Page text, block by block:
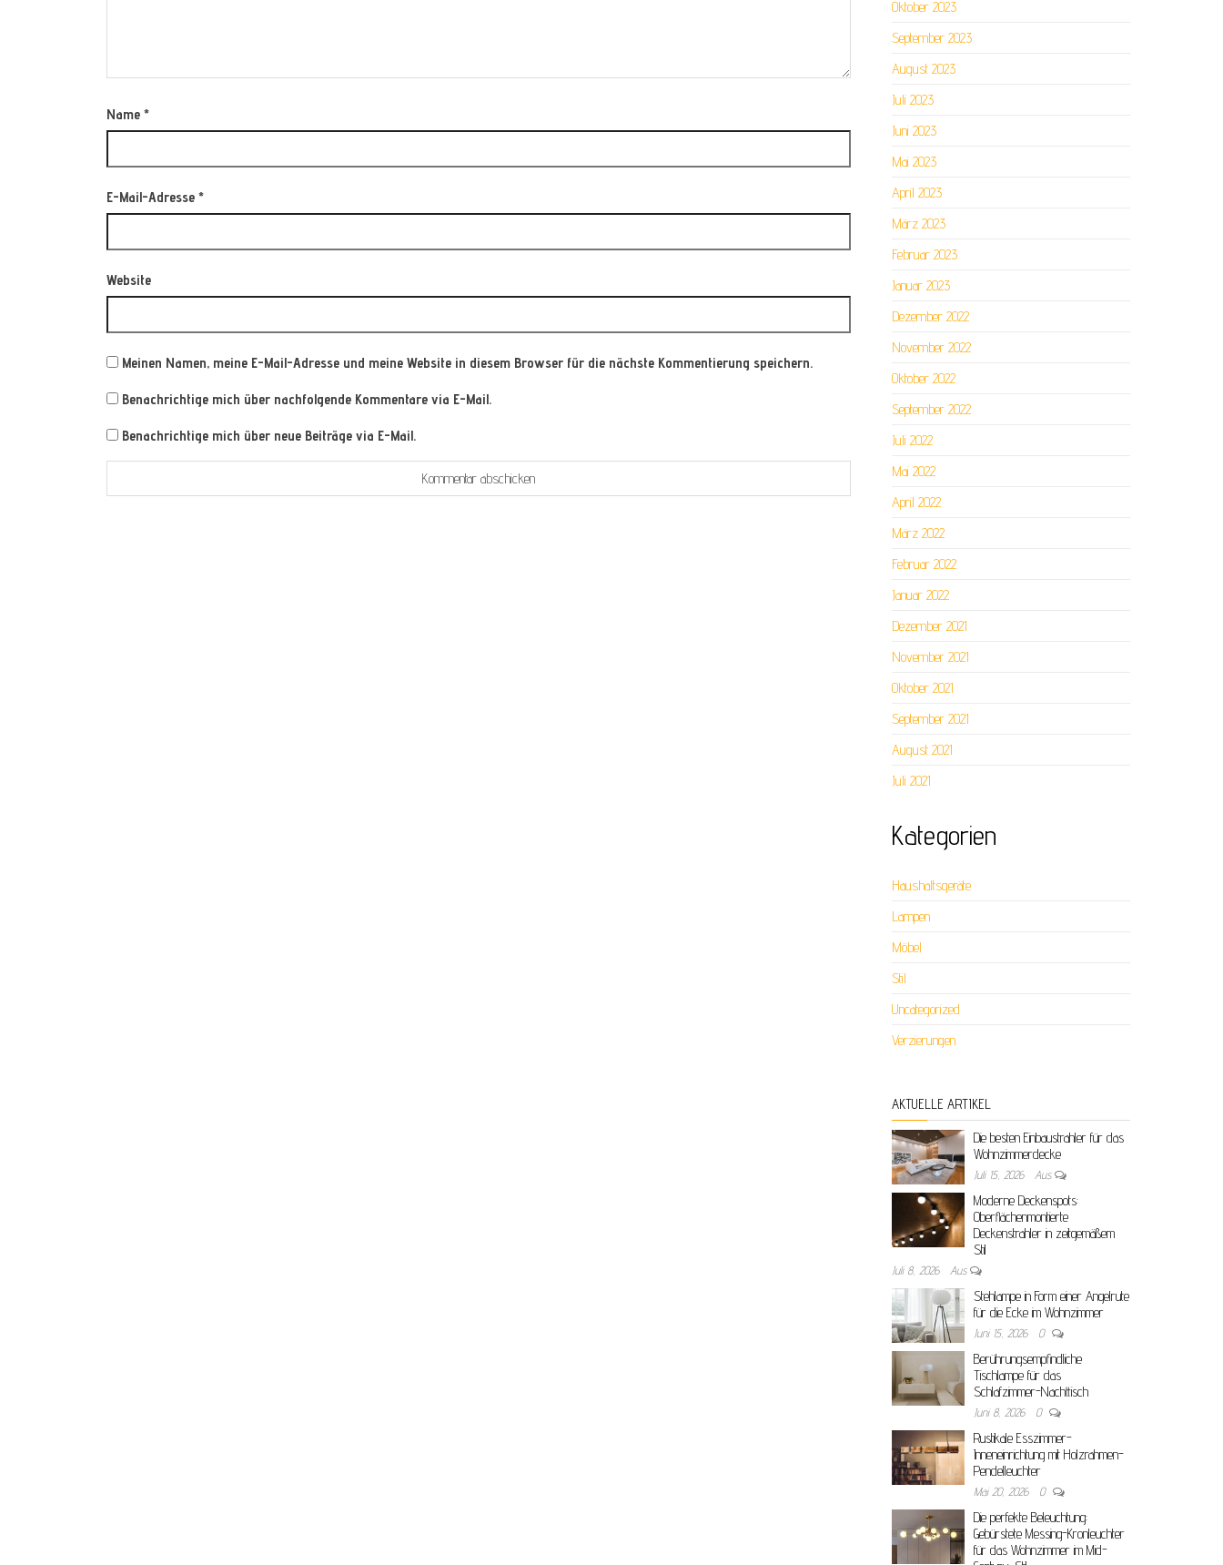
Name *
E-Mail-Adresse *
Website
Meinen Namen, meine E-Mail-Adresse und meine Website in diesem Browser für die nächste Kommentierung speichern.
Benachrichtige mich über nachfolgende Kommentare via E-Mail.
Benachrichtige mich über neue Beiträge via E-Mail.
Oktober 2023
September 2023
August 2023
Juli 2023
Juni 2023
Mai 2023
April 2023
März 2023
Februar 2023
Januar 2023
Dezember 2022
November 2022
Oktober 2022
September 2022
Juli 2022
Mai 2022
April 2022
März 2022
Februar 2022
Januar 2022
Dezember 2021
November 2021
Oktober 2021
September 2021
August 2021
Juli 2021
Kategorien
Haushaltsgeräte
Lampen
Möbel
Stil
Uncategorized
Verzierungen
AKTUELLE ARTIKEL
Die besten Einbaustrahler für das
Wohnzimmerdecke
Juli 15, 2026 Aus
Moderne Deckenspots:
Oberflächenmontierte
Deckenstrahler in zeitgemäßem
Stil
Juli 8, 2026 Aus
Stehlampe in Form einer Angelrute
für die Ecke im Wohnzimmer
Juni 15, 2026 0
Berührungsempfindliche
Tischlampe für das
Schlafzimmer-Nachttisch
Juni 8, 2026 0
Rustikale Esszimmer-
Inneneinrichtung mit Holzrahmen-
Pendelleuchter
Mai 20, 2026 0
Die perfekte Beleuchtung:
Gebürstete Messing-Kronleuchter
für das Wohnzimmer im Mid-